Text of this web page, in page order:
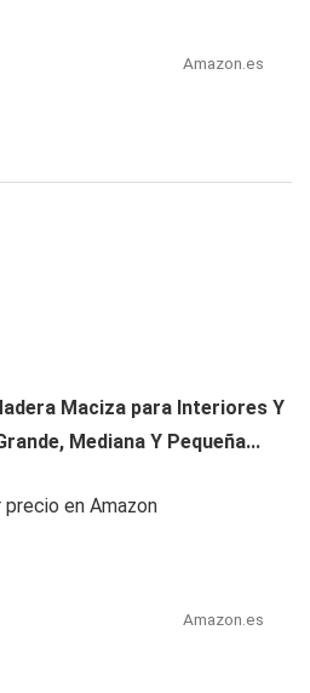
Amazon.es
Maciza para Interiores Y
Mediana Y Pequeña...
precio en Amazon
Amazon.es